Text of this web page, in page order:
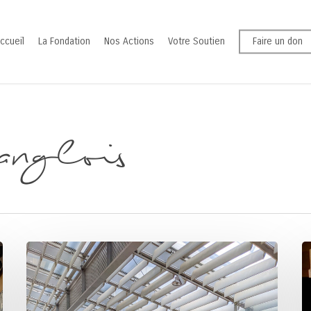
La Fondation Nos Actions Votre Soutien Faire un don
Entretien
avec
Anthony
Briant